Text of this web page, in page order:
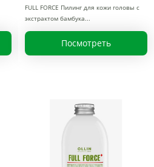
FULL FORCE Пилинг для кожи головы с
экстрактом бамбука
Посмотреть